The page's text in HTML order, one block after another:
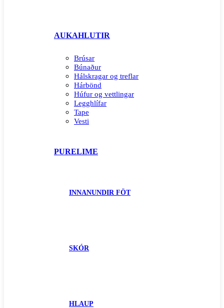
AUKAHLUTIR
Brúsar
Búnaður
Hálskragar og treflar
Hárbönd
Húfur og vettlingar
Legghlífar
Tape
Vesti
PURELIME
INNANUNDIR FÖT
SKÓR
HLAUP